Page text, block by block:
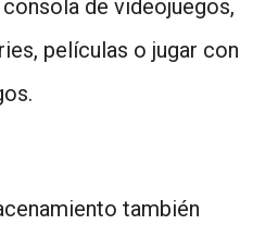
de videojuegos,
películas o jugar con
también